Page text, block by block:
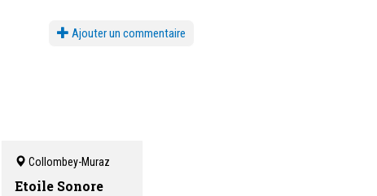
Ajouter un commentaire
Collombey-Muraz
Etoile Sonore